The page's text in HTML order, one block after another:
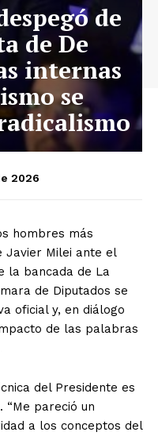
de
de De
internas
se
2026
hombres más
Javier Milei ante el
la bancada de La
de Diputados se
oficial y, en diálogo
de las palabras
del Presidente es
“Me pareció un
a los conceptos del